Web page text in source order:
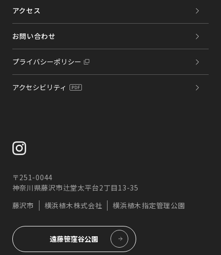
アクセス
お問い合わせ
プライバシーポリシー
アクセシビリティ
〒251-0044
神奈川県藤沢市辻堂太平台2丁目13-35
藤沢市
横浜植木株式会社 横浜植木指定管理公園
遠藤笹窪谷公園